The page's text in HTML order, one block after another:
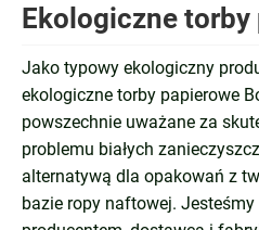
Ekologiczne torby
Jako typowy ekologiczny
ekologiczne torby papierowe
powszechnie uważane za
problemu białych
alternatywą dla opakowań z
bazie ropy naftowej.